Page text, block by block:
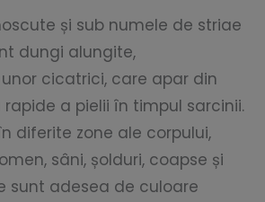
și sub numele de striae
dungi alungite,
cicatrici, care apar din
a pielii în timpul sarcinii.
diferite zone ale corpului,
sâni, șolduri, coapse și
sunt adesea de culoare